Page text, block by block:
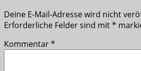
Deine E-Mail-Adresse wird nicht
Erforderliche Felder sind mit*
Kommentar*